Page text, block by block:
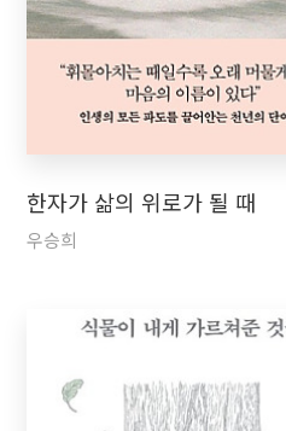
한자가 삶의 위로가 될 때
우승희